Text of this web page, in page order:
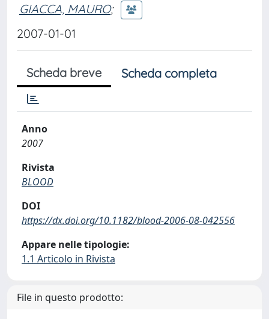
GIACCA, MAURO;
2007-01-01
Scheda breve Scheda completa
Anno
2007
Rivista
BLOOD
DOI
https://dx.doi.org/10.1182/blood-2006-08-042556
Appare nelle tipologie:
1.1 Articolo in Rivista
File in questo prodotto: